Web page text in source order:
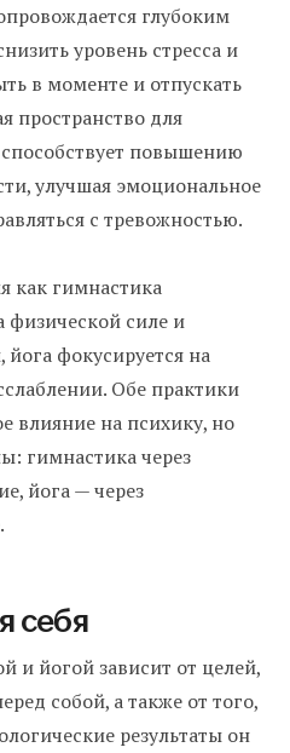
глубоким
уровень стресса и
в моменте и отпускать
пространство для
повышению
улучшая эмоциональное
с тревожностью.
как гимнастика
физической силе и
фокусируется на
Обе практики
влияние на психику, но
гимнастика через
йога — через
себя
и йогой зависит от целей,
собой, а также от того,
результаты он